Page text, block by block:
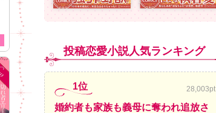
投稿恋愛小説人気ランキング
1位 28,003pt
婚約者も家族も義母に奪われ追放さ